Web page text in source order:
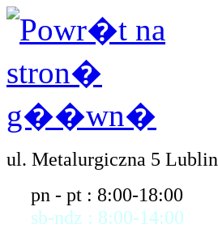
ul. Metalurgiczna 5 Lublin
pn - pt : 8:00-18:00
sb-ndz : 8:00-14:00